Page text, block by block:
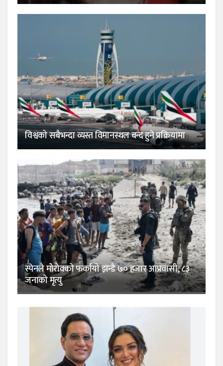
विश्वको सबैभन्दा व्यस्त विमानस्थल बन्द हुने प्रक्रियामा
स्पेनले मोरोक्को फर्कायो झन्डै ७० हजार आप्रवासी, ८३
जनाको मृत्यु